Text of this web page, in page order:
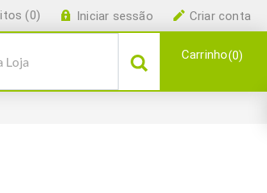
Criar conta
Iniciar sessão
(0)
Carrinho 0